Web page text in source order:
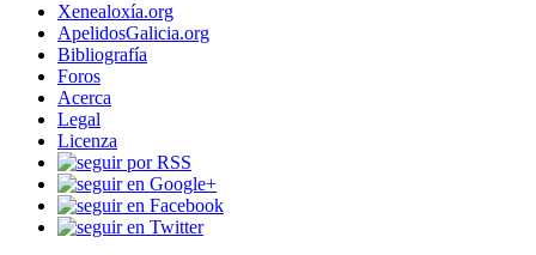
Xenealoxía.org
ApelidosGalicia.org
Bibliografía
Foros
Acerca
Legal
Licenza